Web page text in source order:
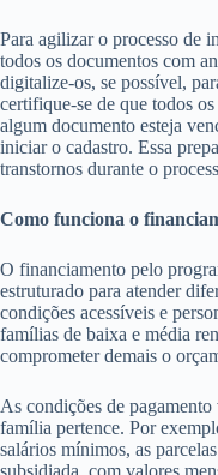
Para agilizar o processo de
todos os documentos com
digitalize-os, se possível,
certifique-se de que todos
algum documento esteja
iniciar o cadastro. Essa
transtornos durante o
Como funciona o
O financiamento pelo
estruturado para atender
condições acessíveis e
famílias de baixa e média
comprometer demais o
As condições de
família pertence. Por
salários mínimos, as
subsidiada, com valores